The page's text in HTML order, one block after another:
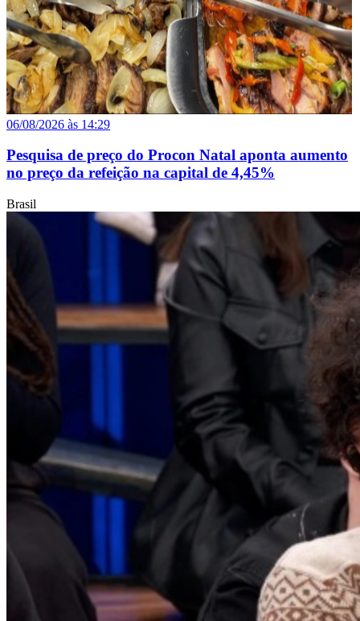
06/08/2026 às 14:29
Pesquisa de preço do Procon Natal aponta aumento
no preço da refeição na capital de 4,45%
Brasil